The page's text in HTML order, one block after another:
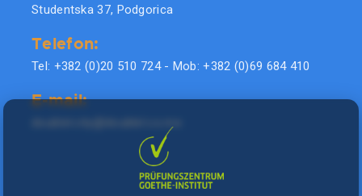
Studentska 37, Podgorica
Telefon:
Tel: +382 (0)20 510 724 - Mob: +382 (0)69 684 410
E-mail: